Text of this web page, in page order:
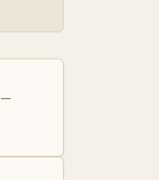
—